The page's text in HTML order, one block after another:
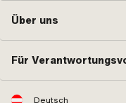
Über uns
Für
Deutsch